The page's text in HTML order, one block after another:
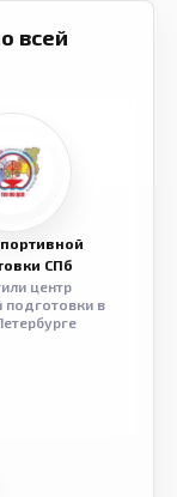
всей
СПб
центр
подготовки в